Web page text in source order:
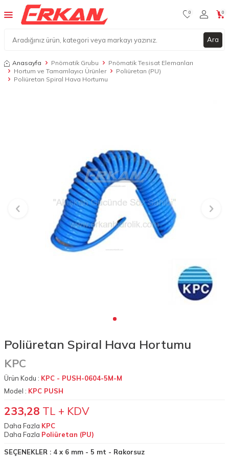
Ara
0 0
Anasayfa Pnömatik Grubu
Pnömatik Tesisat Elemanları
Hortum ve Tamamlayıcı Ürünler
Poliüretan (PU)
Poliüretan Spiral Hava Hortumu
Poliüretan Spiral Hava Hortumu
KPC
Ürün Kodu : KPC - PUSH-0604-5M-M
Model : KPC PUSH
233,28 TL + KDV
Daha Fazla KPC
Daha Fazla Poliüretan (PU)
SEÇENEKLER : 4 x 6 mm - 5 mt - Rakorsuz